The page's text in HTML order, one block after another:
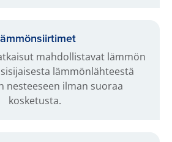
mahdollistavat lämmön
lämmönlähteestä
nesteeseen ilman suoraa
kosketusta.